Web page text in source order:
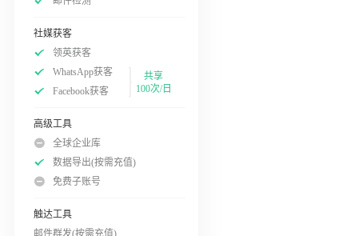
社媒获客
领英获客
WhatsApp获客
Facebook获客
共享
100次/日
高级工具
全球企业库
数据导出(按需充值)
免费子账号
触达工具
邮件群发(按需充值)